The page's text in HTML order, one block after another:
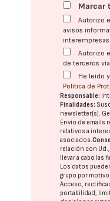
Marcar
Autorizo
avisos
Autorizo
de terceros
He leído
Política de
Responsable:
Finalidades:
newsletter(s).
Envío de emails
relativos a
asociados.
relación con
llevar a cabo las
Los datos
grupo por
Acceso,
portabilidad,